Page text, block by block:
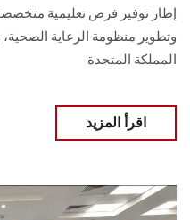
إطار توفير فرص تعليمية
وتطوير منظومة الرعاية
المملكة المتحدة
اقرأ المزيد